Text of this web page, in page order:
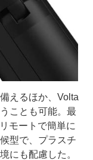
えるほか、Volta
ことも可能。最
モートで簡単に
型で、プラスチ
にも配慮した。